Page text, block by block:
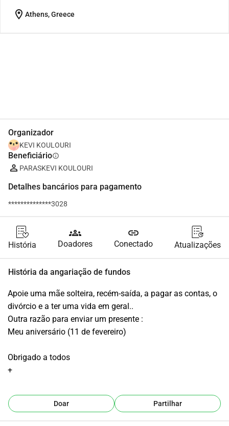
location_on Athens, Greece
Organizador
KEVI KOULOURI
Beneficiárioinfo
PARASKEVI KOULOURI
Detalhes bancários para pagamento
**************3028
História
groups
Doadores
link
Conectado Atualizações
História da angariação de fundos
Apoie uma mãe solteira, recém-saída, a pagar as contas, o
divórcio e a ter uma vida em geral..
Outra razão para enviar um presente :
Meu aniversário (11 de fevereiro)
Obrigado a todos
+
Doar Partilhar